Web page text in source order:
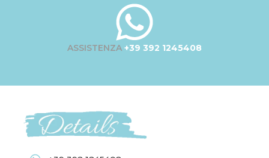
ASSISTENZA +39 392 1245408